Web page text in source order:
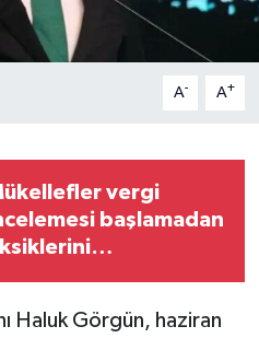
A- A+
vergi
başlamadan
Haluk Görgün, haziran